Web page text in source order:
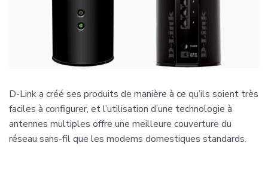
D-Link a créé ses produits de manière à ce qu’ils soient très
faciles à configurer, et l’utilisation d’une technologie à
antennes multiples offre une meilleure couverture du
réseau sans-fil que les modems domestiques standards.